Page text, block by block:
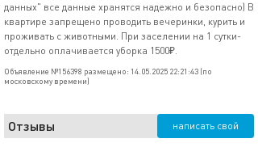
данных" все данные хранятся надежно и безопасно) В
квартире запрещено проводить вечеринки, курить и
проживать с животными. При заселении на 1 сутки-
отдельно оплачивается уборка 1500₽.
Объявление №156398 размещено: 14.05.2025 22:21:43 (по
московскому времени)
Отзывы написать свой